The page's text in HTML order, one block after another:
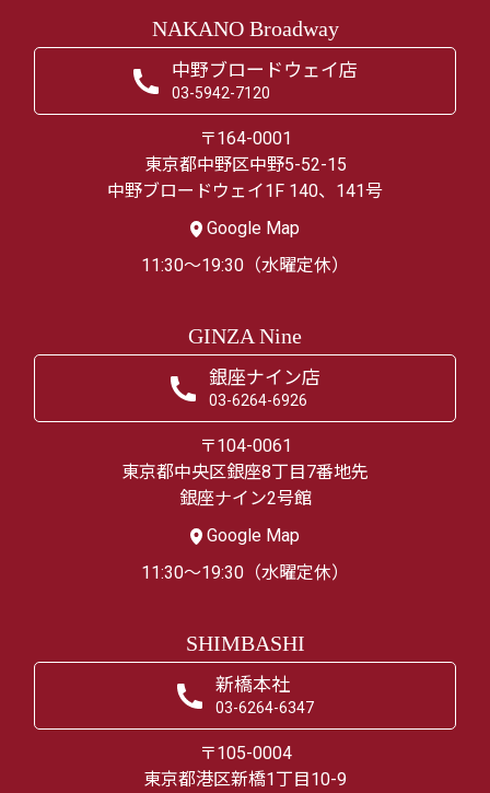
NAKANO Broadway
中野ブロードウェイ店
03-5942-7120
〒164-0001
東京都中野区中野5-52-15
中野ブロードウェイ1F 140、141号
Google Map
11:30～19:30（水曜定休）
GINZA Nine
銀座ナイン店
03-6264-6926
〒104-0061
東京都中央区銀座8丁目7番地先
銀座ナイン2号館
Google Map
11:30～19:30（水曜定休）
SHIMBASHI
新橋本社
03-6264-6347
〒105-0004
東京都港区新橋1丁目10-9